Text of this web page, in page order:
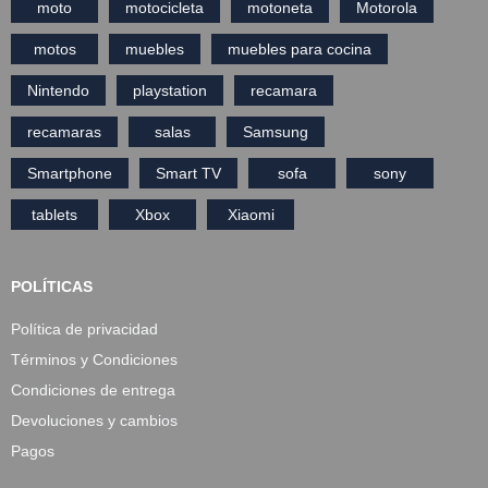
moto motocicleta motoneta Motorola
motos muebles muebles para cocina
Nintendo playstation recamara
recamaras salas Samsung
Smartphone Smart TV sofa sony
tablets Xbox Xiaomi
POLÍTICAS
Política de privacidad
Términos y Condiciones
Condiciones de entrega
Devoluciones y cambios
Pagos